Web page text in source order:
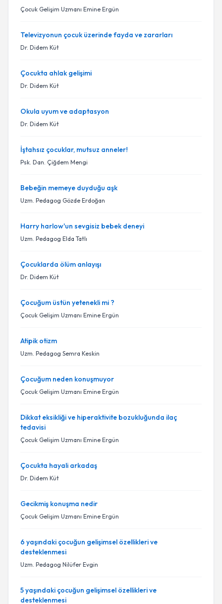
Çocuk Gelişim Uzmanı Emine Ergün
Televizyonun çocuk üzerinde fayda ve zararları
Dr. Didem Küt
Çocukta ahlak gelişimi
Dr. Didem Küt
Okula uyum ve adaptasyon
Dr. Didem Küt
İştahsız çocuklar, mutsuz anneler!
Psk. Dan. Çiğdem Mengi
Bebeğin memeye duyduğu aşk
Uzm. Pedagog Gözde Erdoğan
Harry harlow'un sevgisiz bebek deneyi
Uzm. Pedagog Elda Tatlı
Çocuklarda ölüm anlayışı
Dr. Didem Küt
Çocuğum üstün yetenekli mi ?
Çocuk Gelişim Uzmanı Emine Ergün
Atipik otizm
Uzm. Pedagog Semra Keskin
Çocuğum neden konuşmuyor
Çocuk Gelişim Uzmanı Emine Ergün
Dikkat eksikliği ve hiperaktivite bozukluğunda ilaç
tedavisi
Çocuk Gelişim Uzmanı Emine Ergün
Çocukta hayali arkadaş
Dr. Didem Küt
Gecikmiş konuşma nedir
Çocuk Gelişim Uzmanı Emine Ergün
6 yaşındaki çocuğun gelişimsel özellikleri ve
desteklenmesi
Uzm. Pedagog Nilüfer Evgin
5 yaşındaki çocuğun gelişimsel özellikleri ve
desteklenmesi